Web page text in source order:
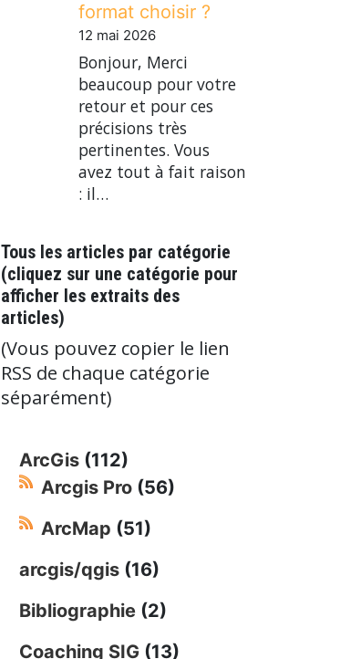
format choisir ?
12 mai 2026
Bonjour, Merci
beaucoup pour votre
retour et pour ces
précisions très
pertinentes. Vous
avez tout à fait raison
: il…
Tous les articles par catégorie
(cliquez sur une catégorie pour
afficher les extraits des
articles)
(Vous pouvez copier le lien
RSS de chaque catégorie
séparément)
ArcGis (112)
Arcgis Pro (56)
ArcMap (51)
arcgis/qgis (16)
Bibliographie (2)
Coaching SIG (13)